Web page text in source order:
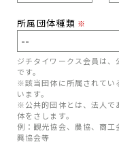
所属団体種類 ※
ジチタイワークス会員は
です。
※該当団体に所属されてい
います。
※公共的団体とは、法人で
体をさします。
例：観光協会、農協、商
興協会等